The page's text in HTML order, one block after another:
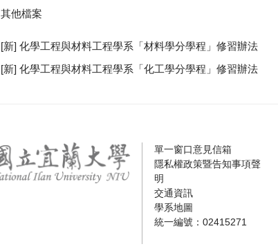
其他檔案
[新] 化學工程與材料工程學系「材料學分學程」修習辦法
[新] 化學工程與材料工程學系「化工學分學程」修習辦法
單一窗口意見信箱
隱私權政策暨告知事項聲
明
交通資訊
學系地圖
統一編號：02415271